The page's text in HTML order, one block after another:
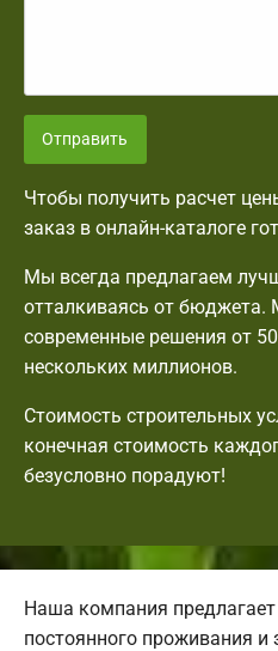
Отправить
Чтобы получить расчет
заказ в онлайн-каталоге
Мы всегда предлагаем
отталкиваясь от
современные решения от
нескольких миллионов.
Стоимость строительных
конечная стоимость
безусловно порадуют!
Наша компания
постоянного проживания